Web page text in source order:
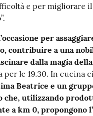
e per migliorare
per
contribuire a una
dalla magia
per le 19.30. In cucina
Beatrice e un
che, utilizzando
a km 0, propongono